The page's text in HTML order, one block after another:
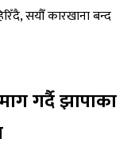
गर्दै झापाका